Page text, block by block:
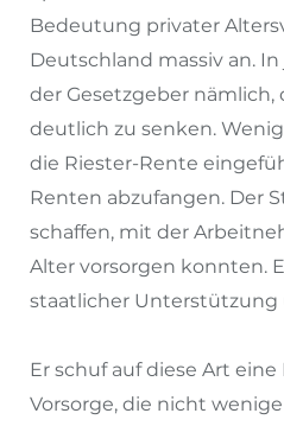
Bedeutung privater
Deutschland massiv an.
der Gesetzgeber
deutlich zu senken.
die Riester-Rente
Renten abzufangen. Der
schaffen, mit der
Alter vorsorgen konnten.
staatlicher Unterstützung
Er schuf auf diese Art
Vorsorge, die nicht